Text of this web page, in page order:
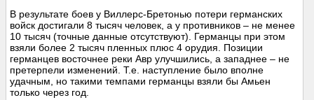
В результате боев у Виллерс-Бретонью потери германских
войск достигали 8 тысяч человек, а у противников – не менее
10 тысяч (точные данные отсутствуют). Германцы при этом
взяли более 2 тысяч пленных плюс 4 орудия. Позиции
германцев восточнее реки Авр улучшились, а западнее – не
претерпели изменений. Т.е. наступление было вполне
удачным, но такими темпами германцы взяли бы Амьен
только через год.